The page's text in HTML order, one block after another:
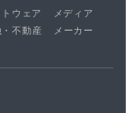
ウェア
メディア
不動産
メーカー